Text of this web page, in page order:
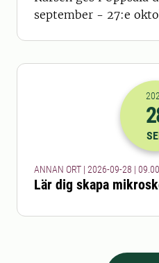
september - 27:e
ANNAN ORT | 2026-09-28 |
Lär dig skapa